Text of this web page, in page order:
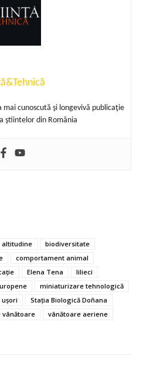
mai cunoscută şi longevivă publicaţie
ştiintelor din România
altitudine
biodiversitate
comportament animal
Elena Tena
lilieci
miniaturizare tehnologică
Stația Biologică Doñana
vânătoare
vânătoare aeriene